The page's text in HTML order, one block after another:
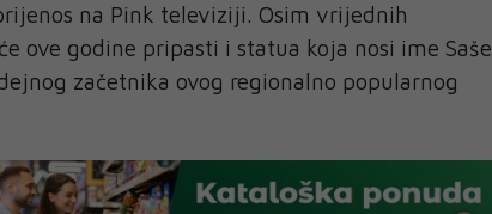
na Pink televiziji. Osim vrijednih
ove godine pripasti i statua koja nosi ime Saše
začetnika ovog regionalno popularnog